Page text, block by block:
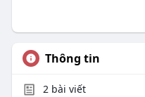
Thông tin
2bài viết